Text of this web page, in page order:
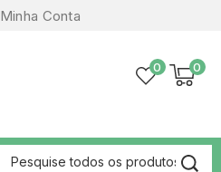
Minha Conta
0
0